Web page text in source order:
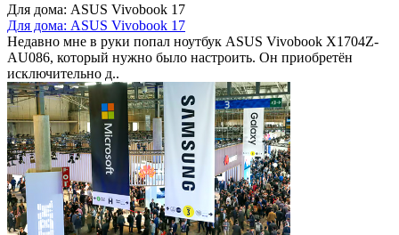
Для дома: ASUS Vivobook 17
Для дома: ASUS Vivobook 17
Недавно мне в руки попал ноутбук ASUS Vivobook X1704Z-
AU086, который нужно было настроить. Он приобретён
исключительно д..